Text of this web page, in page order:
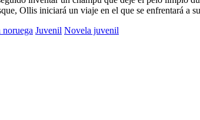
Ollis iniciará un viaje en el que se enfrentará a
Juvenil Novela juvenil